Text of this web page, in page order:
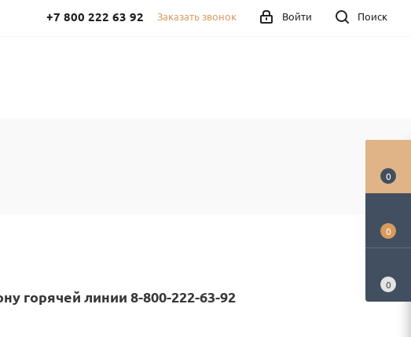
Поиск
Войти
+7 800 222 63 92 Заказать звонок
горячей линии 8-800-222-63-92
0
0
0